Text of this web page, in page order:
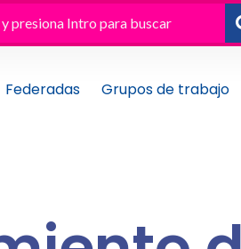
Federadas Grupos de trabajo